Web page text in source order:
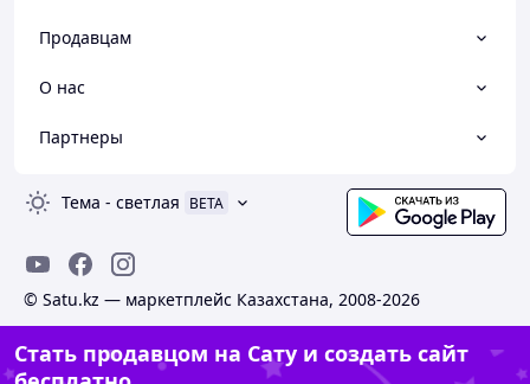
Продавцам
О нас
Партнеры
Тема - светлая BETA
© Satu.kz — маркетплейс Казахстана, 2008-2026
Стать продавцом на Сату и создать сайт